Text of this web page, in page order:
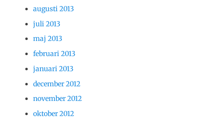
augusti 2013
juli 2013
maj 2013
februari 2013
januari 2013
december 2012
november 2012
oktober 2012